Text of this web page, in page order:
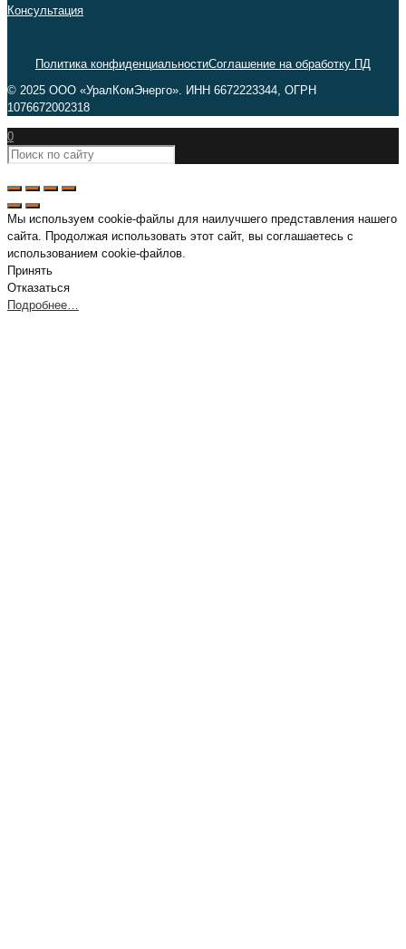
Консультация
Политика конфиденциальностиСоглашение на обработку ПД
© 2025 ООО «УралКомЭнерго». ИНН 6672223344, ОГРН
1076672002318
0
Мы используем cookie-файлы для наилучшего представления нашего
сайта. Продолжая использовать этот сайт, вы соглашаетесь с
использованием cookie-файлов.
Принять
Отказаться
Подробнее…